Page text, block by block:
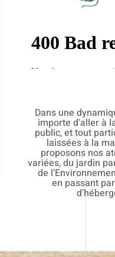
Dans une
importe d’aller à
public, et tout
laissées à la
proposons nos
variées, du jardin
de
en passant